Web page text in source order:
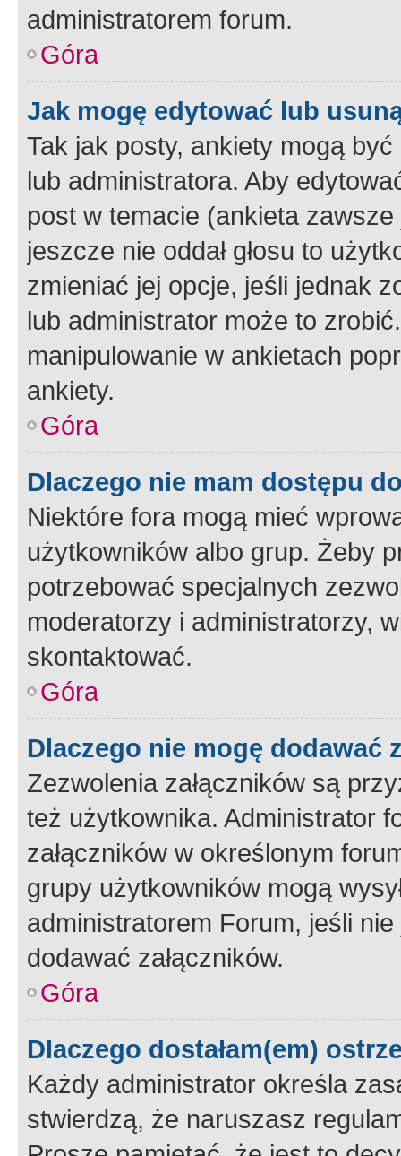
administratorem forum.
Góra
Jak mogę edytować lub
Tak jak posty, ankiety mogą
lub administratora. Aby
post w temacie (ankieta
jeszcze nie oddał głosu to
zmieniać jej opcje, jeśli jednak
lub administrator może to
manipulowanie w ankietach
ankiety.
Góra
Dlaczego nie mam dostępu
Niektóre fora mogą mieć
użytkowników albo grup. Żeby
potrzebować specjalnych
moderatorzy i administratorzy,
skontaktować.
Góra
Dlaczego nie mogę dodawać
Zezwolenia załączników są
też użytkownika. Administrator
załączników w określonym
grupy użytkowników mogą
administratorem Forum, jeśli
dodawać załączników.
Góra
Dlaczego dostałam(em)
Każdy administrator określa
stwierdzą, że naruszasz